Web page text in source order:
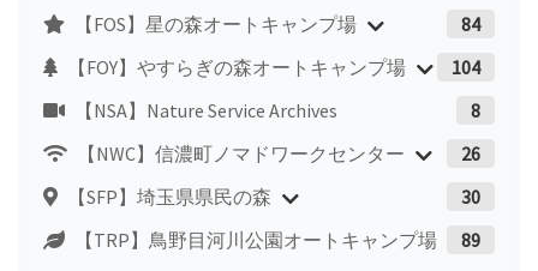
【FOS】星の森オートキャンプ場
84
【FOY】やすらぎの森オートキャンプ場
104
【NSA】Nature Service Archives
8
【NWC】信濃町ノマドワークセンター
26
【SFP】埼玉県県民の森
30
【TRP】鳥野目河川公園オートキャンプ場
89